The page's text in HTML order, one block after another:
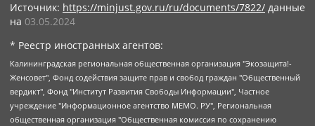
Источник: https://minjust.gov.ru/ru/documents/7822/ данные
на 03.05.2024
* Реестр иностранных агентов:
Калининградская региональная общественная организация "Экозащита!-Женсовет", Фонд содействия защите прав и свобод граждан "Общественный вердикт", Фонд "Институт Развития Свободы Информации", Частное учреждение "Информационное агентство МЕМО. РУ", Региональная общественная организация "Общественная комиссия по сохранению наследия академика Сахарова", Фонд поддержки свободы прессы, Санкт-Петербургская общественная правозащитная организация "Гражданский контроль", Межрегиональная общественная организация "Информационно-просветительский центр "Мемориал", Региональный Фонд "Центр Защиты Прав Средств Массовой Информации", с 05.12.2023 Фонд "Центр Защиты Прав Средств массовой информации", Региональная общественная благотворительная организация помощи беженцам и мигрантам "Гражданское содействие", Негосударственное образовательное учреждение дополнительного профессионального образования (повышение квалификации) специалистов "АКАДЕМИЯ ПО ПРАВАМ ЧЕЛОВЕКА", Свердловская региональная общественная организация "Сутяжник", Автономная некоммерческая организация "Центр независимых социологических исследований", Союз общественных объединений "Российский исследовательский центр по правам человека", Региональное общественное учреждение научно-информационный центр "МЕМОРИАЛ", Некоммерческая организация "Фонд защиты гласности", Автономная некоммерческая организация "Институт прав человека", Городская общественная организация "Екатеринбургское общество "МЕМОРИАЛ", Городская общественная организация "Рязанское историко-просветительское и правозащитное общество "Мемориал" (Рязанский Мемориал), Челябинский региональный орган общественной самодеятельности – женское общественное объединение "Женщины Евразии", Челябинский региональный орган общественной самодеятельности "Уральская правозащитная группа", Фонд содействия защите здоровья и социальной справедливости имени Андрея Рылькова, Автономная Некоммерческая Организация "Аналитический Центр Юрия Левады", Автономная некоммерческая организация социальной поддержки населения "Проект Апрель", Региональная общественная организация помощи женщинам и детям, находящимся в кризисной ситуации "Информационно-методический центр "Анна", Фонд содействия развитию массовых коммуникаций и правовому просвещению "Так-так-Так", Фонд содействия устойчивому развитию "Серебряная тайга", Свердловский региональный общественный фонд социальных проектов "Новое время", "Idel.Реалии", Кавказ.Реалии, Крым.Реалии, Телеканал Настоящее Время, Татаро-башкирская служба Радио Свобода (Azatliq Radiosi), Радио Свободная Европа/Радио Свобода (PCE/PC), "Сибирь.Реалии", "Фактограф", Благотворительный фонд помощи осужденным и их семьям, Автономная некоммерческая организация "Институт глобализации и социальных движений", Фонд "В защиту прав заключенных", Частное учреждение "Центр поддержки и содействия развитию средств массовой информации", Пензенский региональный общественный благотворительный фонд "Гражданский союз", "Север.Реалии", Некоммерческая организация Фонд "Правовая инициатива", Общество с ограниченной ответственностью "Радио Свободная Европа/Радио Свобода", Чешское информационное агентство "MEDIUM-ORIENT", Красноярская региональная общественная организация "Мы против СПИДа", Камалягин Денис Николаевич, Маркелов Сергей Евгеньевич, Пономарев Лев Александрович, Савицкая Людмила Алексеевна, Автономная некоммерческая организация "Центр по работе с проблемой насилия "НАСИЛИЮ.НЕТ", Межрегиональный профессиональный союз работников здравоохранения "Альянс врачей", Юридическое лицо, зарегистрированное в Латвийской Республике, SIA "Medusa Project" (регистрационный номер 40103797863, дата регистрации 10.06.2014), Некоммерческая организация "Фонд по борьбе с коррупцией", Автономная некоммерческая организация "Институт права и публичной политики", Баданин Роман Сергеевич, Гликин Максим Александрович, Железнова Мария Михайловна, Лукьянова Юлия Сергеевна, Маетная Елизавета Витальевна, Маняхин Петр Борисович, Чуракова Ольга Владимировна, Ярош Юлия Петровна, Юридическое лицо "The Insider SIA", зарегистрированное в Риге, Латвийская Республика (дата регистрации 26.06.2015), являющееся администратором доменного имени интернет-издания "The Insider SIA", https://theins.ru, Постернак Алексей Евгеньевич, Рубин Михаил Аркадьевич, Анин Роман Александрович, Юридическое лицо Istories fonds, зарегистрированное в Латвийской Республике (регистрационный номер 50008295751, дата регистрации 24.02.2020), Великовский Дмитрий Александрович, Долинина Ирина Николаевна, Мароховская Алеся Алексеевна, Шлейнов Роман Юрьевич, Шмагун Олеся Валентиновна, Общество с ограниченной ответственностью "Альтаир 2021", Общество с ограниченной ответственностью "Вега 2021", Общество с ограниченной ответственностью "Главный редактор 2021", Общество с ограниченной ответственностью "Ромашки монолит", Важенков Артем Валерьевич, Ивановская областная общественная организация "Центр гендерных исследований", Гурман Юрий Альбертович, Медиапроект "ОВД-Инфо", Егоров Владимир Владимирович, Жилинский Владимир Александрович, Общество с ограниченной ответственностью "ЗП", Иванова София Юрьевна, Карезина Инна Павловна, Кильтау Екатерина Викторовна, Петров Алексей Викторович, Пискунов Сергей Евгеньевич, Смирнов Сергей Сергеевич, Тихонов Михаил Сергеевич, Общество с ограниченной ответственностью "ЖУРНАЛИСТ-ИНОСТРАННЫЙ АГЕНТ", Арапова Галина Юрьевна, Вольтская Татьяна Анатольевна, Американская компания "Mason G.E.S. Anonymous Foundation" (США), являющаяся владельцем интернет-издания https://mnews.world/, Компания "Stichting Bellingcat", зарегистрированная в Нидерландах (дата регистрации 11.07.2018), Захаров Андрей Вячеславович, Клепиковская Екатерина Дмитриевна, Общество с ограниченной ответственностью "МЕМО", Перл Роман Александрович, Симонов Евгений Алексеевич, Соловьева Елена Анатольевна, Сотников Даниил Владимирович, Сурначева Елизавета Дмитриевна, Автономная некоммерческая организация по защите прав человека и информированию населения "Якутия – Наше Мнение", Общество с ограниченной ответственностью "Москоу диджитал медиа", с 26.01.2023 Общество с ограниченной ответственностью "Чайка Белые сады", Ветошкина Валерия Валерьевна, Заговора Максим Александрович, Межрегиональное общественное движение "Российская ЛГБТ - сеть", Оленичев Максим Владимирович, Павлов Иван Юрьевич, Скворцова Елена Сергеевна, Общество с ограниченной ответственностью "Как бы инагент", Кочетков Игорь Викторович, Общество с ограниченной ответственностью "Честные выборы", Еланчик Олег Александрович, Общество с ограниченной ответственностью "Нобелевский призыв", Гималова Регина Эмилевна, Григорьев Андрей Валерьевич, Григорьева Алина Александровна, Ассоциация по содействию защите прав призывников, альтернативнослужащих и военнослужащих "Правозащитная группа "Гражданин.Армия.Право", Хисамова Регина Фаритовна, Автономная некоммерческая организация по реализации социально-правовых программ "Лилит", Дальневосточное общественное движение "Маяк", Санкт-Петербургская ЛГБТ-инициативная группа "Выход", Инициативная группа ЛГБТ+ "Реверс", Алексеев Андрей Викторович, Бекбулатова Таисия Львовна, Беляев Иван Михайлович, Владыкина Елена Сергеевна, Гельман Марат Александрович, Никульшина Вероника Юрьевна, Толоконникова Надежда Андреевна, Шендерович Виктор Анатольевич, Общество с ограниченной ответственностью "Данное сообщение", Общество с ограниченной ответственностью Издательский дом "Новая глава", Айнбиндер Александра Александровна, Московский комьюнити-центр для ЛГБТ+инициатив, Благотворительный фонд развития филантропии, Deutsche Welle (Германия, Kurt-Schumacher-Strasse 3, 53113 Bonn), Борзунова Мария Михайловна, Воробьев Виктор Викторович, Голубева Анна Львовна, Константинова Алла Михайловна, Малкова Ирина Владимировна, Мурадов Мурад Абдулгалимович, Осетинская Елизавета Николаевна, Понасенков Евгений Николаевич, Ганапольский Матвей Юрьевич, Киселев Евгений Алексеевич, Борухович Ирина Григорьевна, Дремин Иван Тимофеевич, Дубровский Дмитрий Викторович, Красноярская региональная общественная организация поддержки и развития альтернативных образовательных технологий и межкультурных коммуникаций "ИНТЕРРА", Маяковская Екатерина Алексеевна, Фейгин Марк Захарович, Филимонов Андрей Викторович, Дзугкоева Регина Николаевна, Доброхотов Роман Александрович, Дудь Юрий Александрович, Елкин Сергей Владимирович, Кругликов Кирилл Игоревич, Сабунаева Мария Леонидовна, Семенов Алексей Владимирович, Шаинян Карен Багратович, Шульман Екатерина Михайловна, Асафьев Артур Валерьевич, Вахштайн Виктор Семенович, Венедиктов Алексей Алексеевич, Лушникова Екатерина Евгеньевна, Волков Леонид Михайлович, Невзоров Александр Глебович, Пархоменко Сергей Борисович, Сироткин Ярослав Николаевич, Кара-Мурза Владимир Владимирович, Баранова Наталья Владимировна, Гозман Леонид Яковлевич, Кагарлицкий Борис Юльевич, Климарев Михаил Валерьевич, Милов Владимир Станиславович, Автономная некоммерческая организация Краснодарский центр современного искусства "Типография", Моргенштерн Алишер Тагирович, Соболь Любовь Эдуардовна, Общество с ограниченной ответственностью "ЛИЗА НОРМ", Каспаров Гарри Кимович, Ходорковский Михаил Борисович, Общество с ограниченной ответственностью "Апрельские тезисы", Данилович Ирина Брониславовна, Кашин Олег Владимирович, Петров Николай Владимирович, Пивоваров Алексей Владимирович, Соколов Михаил Владимирович, Цветкова Юлия Владимировна, Чичваркин Евгений Александрович, Комитет против пыток/Команда против пыток, Общество с ограниченной ответственностью "Первый научный", Общество с ограниченной ответственностью "Вертолет и ко", Белоцерковская Вероника Борисовна, Кац Максим Евгеньевич, Лазарева Татьяна Юрьевна, Шаведдинов Руслан Табризович, Яшин Илья Валерьевич, Общество с ограниченной ответственностью "Иноагент ААВ", Алешковский Дмитрий Петрович, Альбац Евгения Марковна, Быков Дмитрий Львович, Галямина Юлия Евгеньевна, Лойко Сергей Леонидович, Мартынов Кирилл Константинович, Медведев Сергей Александрович, Крашенинников Федор Геннадиевич, Гордеева Катерина Вл